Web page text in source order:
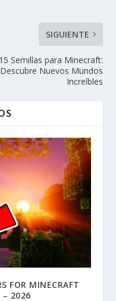
SIGUIENTE
15 Semillas para Minecraft:
Descubre Nuevos Mundos
Increíbles
FOR MINECRAFT
– 2026